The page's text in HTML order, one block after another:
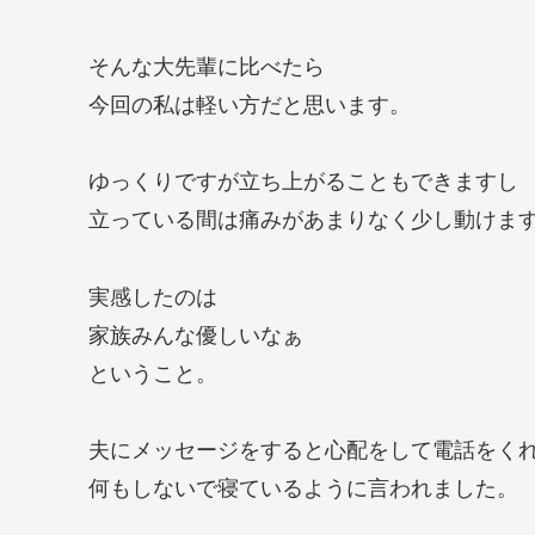
そんな大先輩に比べたら
今回の私は軽い方だと思います。
ゆっくりですが立ち上がることもできますし
立っている間は痛みがあまりなく少し動けます
実感したのは
家族みんな優しいなぁ
ということ。
夫にメッセージをすると心配をして電話をくれ
何もしないで寝ているように言われました。